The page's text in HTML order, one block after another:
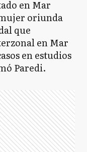
en Mar
oriunda
que
en Mar
en estudios
Paredi.